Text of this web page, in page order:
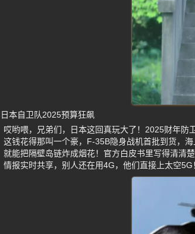
日本自卫队2025预算狂飙
哎哟喂，兄弟们，日本这回真玩大了！2025财年防
这钱花得那叫一个豪，F-35B隐身战机首批到货，
就能把隔壁岛链炸成烟花！官方白皮书里写得清清
情报实时共享，别人还在用4G，他们直接上太空5G